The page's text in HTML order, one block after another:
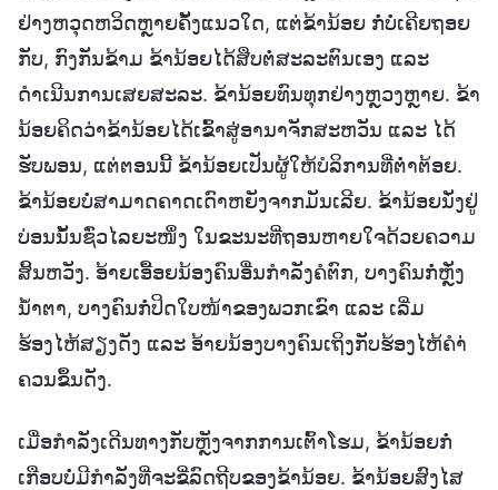
ຢ່າງຫວຸດຫວິດຫຼາຍຄັ້ງແນວໃດ, ແຕ່ຂ້ານ້ອຍ ກໍ່ບໍ່ເຄີຍຖອຍ
ກັບ, ກົງກັນຂ້າມ ຂ້ານ້ອຍໄດ້ສືບຕໍ່ສະລະຕົນເອງ ແລະ
ດຳເນີນການເສຍສະລະ. ຂ້ານ້ອຍທົນທຸກຢ່າງຫຼວງຫຼາຍ. ຂ້າ
ນ້ອຍຄິດວ່າຂ້ານ້ອຍໄດ້ເຂົ້າສູ່ອານາຈັກສະຫວັນ ແລະ ໄດ້
ຮັບພອນ, ແຕ່ຕອນນີ້ ຂ້ານ້ອຍເປັນຜູ້ໃຫ້ບໍລິການທີ່ຕໍ່າຕ້ອຍ.
ຂ້ານ້ອຍບໍ່ສາມາດຄາດເດົາຫຍັງຈາກມັນເລີຍ. ຂ້ານ້ອຍນັ່ງຢູ່
ບ່ອນນັ້ນຊົ່ວໄລຍະໜຶ່ງ ໃນຂະນະທີ່ຖອນຫາຍໃຈດ້ວຍຄວາມ
ສິ້ນຫວັງ. ອ້າຍເອື້ອຍນ້ອງຄົນອື່ນກຳລັງຄໍຕົກ, ບາງຄົນກໍ່ຫຼັ່ງ
ນໍ້າຕາ, ບາງຄົນກໍ່ປິດໃບໜ້າຂອງພວກເຂົາ ແລະ ເລີ່ມ
ຮ້ອງໄຫ້ສຽງດັງ ແລະ ອ້າຍນ້ອງບາງຄົນເຖິງກັບຮ້ອງໄຫ້ຄຳ່
ຄວນຂຶ້ນດັງ.
ເມື່ອກຳລັງເດີນທາງກັບຫຼັງຈາກການເຕົ້າໂຮມ, ຂ້ານ້ອຍກໍ່
ເກືອບບໍ່ມີກຳລັງທີ່ຈະຂີ່ລົດຖີບຂອງຂ້ານ້ອຍ. ຂ້ານ້ອຍສົງໄສ